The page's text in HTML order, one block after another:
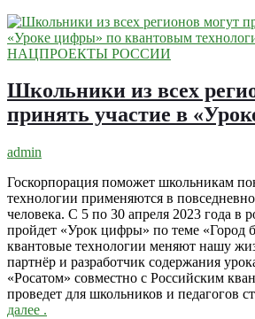
НАЦПРОЕКТЫ РОССИИ
Школьники из всех
принять участие в
admin
Госкорпорация поможет школьникам
технологии применяются в
человека. С 5 по 30 апреля 2023 года в
пройдет «Урок цифры» по теме «Город
квантовые технологии меняют нашу
партнёр и разработчик содержания
«Росатом» совместно с Российским
проведет для школьников и педагогов
далее .